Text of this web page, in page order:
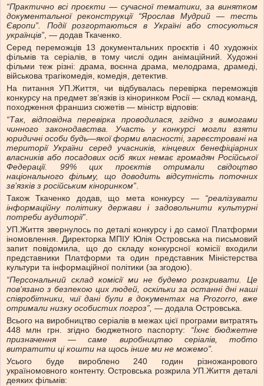
“Практично всі проєкти — сучасної тематики, за винятком
документальної реконструкції “Ярослав Мудрий — тесть
Європи”. Події розгортаються в Україні або стосуються
українців”, — додав Ткаченко.
Серед переможців 13 документальних проєктів і 40 художніх
фільмів та серіалів, в тому числі один анімаційний. Художні
фільми теж різні: драма, воєнна драма, мелодрама, драмеді,
військова трагікомедія, комедія, детектив.
На питання УП.Життя, чи відбувалась перевірка переможців
конкурсу на предмет зв’язків із кіноринком Росії — склад команд,
походження франшиз сюжетів — міністр відповів:
“Так, відповідна перевірка проводилася, згідно з вимогами
чинного законодавства. Участь у конкурсі могли взяти
юридичні особи будь—якої форми власності, зареєстровані на
території України серед учасників, кінцевих бенефіціарних
власників або посадових осіб яких немає громадян Російської
Федерації. 99% цих проєктів отримали свідоцтво
національного фільму, що доводить відсутність поточних
зв’язків з російським кіноринком”.
Також Ткаченко додав, що мета конкурсу — “реалізувати
інформаційну політику держави і задовольнити культурні
потреби аудиторії”.
УП.Життя звернулось по деталі конкурсу і до самої Платформи
іномовлення. Директорка МПІУ Юлія Островська на письмовий
запит повідомила, що до складу конкурсної комісії входили
представники Платформи та один представник Міністерства
культури та інформаційної політики (за згодою).
“Персональний склад комісії ми не будемо розкривати. Це
пов’язано з безпекою цих людей, оскільки за останні дні наші
співробітники, чиї дані були в документах на Prozorro, вже
отримали низку особистих погроз”, — додала Островська.
Всього на виробництво серіалів в межах цієї програми витратять
448 млн грн. згідно бюджетного паспорту: “Їхнє бюджетне
призначення — саме виробництво серіалів, тобто
витратити ці кошти на щось інше ми не можемо”.
Усього буде вироблено 240 годин різножанрового
україномовного контенту. Островська розкрила УП.Життя деталі
деяких фільмів: